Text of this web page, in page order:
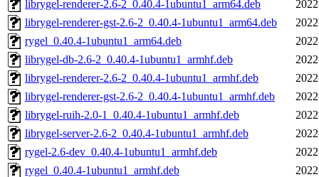
librygel-renderer-2.6-2_0.40.4-1ubuntu1_arm64.deb
librygel-renderer-gst-2.6-2_0.40.4-1ubuntu1_arm64.deb
rygel_0.40.4-1ubuntu1_arm64.deb
librygel-db-2.6-2_0.40.4-1ubuntu1_armhf.deb
librygel-renderer-2.6-2_0.40.4-1ubuntu1_armhf.deb
librygel-renderer-gst-2.6-2_0.40.4-1ubuntu1_armhf.deb
librygel-ruih-2.0-1_0.40.4-1ubuntu1_armhf.deb
librygel-server-2.6-2_0.40.4-1ubuntu1_armhf.deb
rygel-2.6-dev_0.40.4-1ubuntu1_armhf.deb
rygel_0.40.4-1ubuntu1_armhf.deb